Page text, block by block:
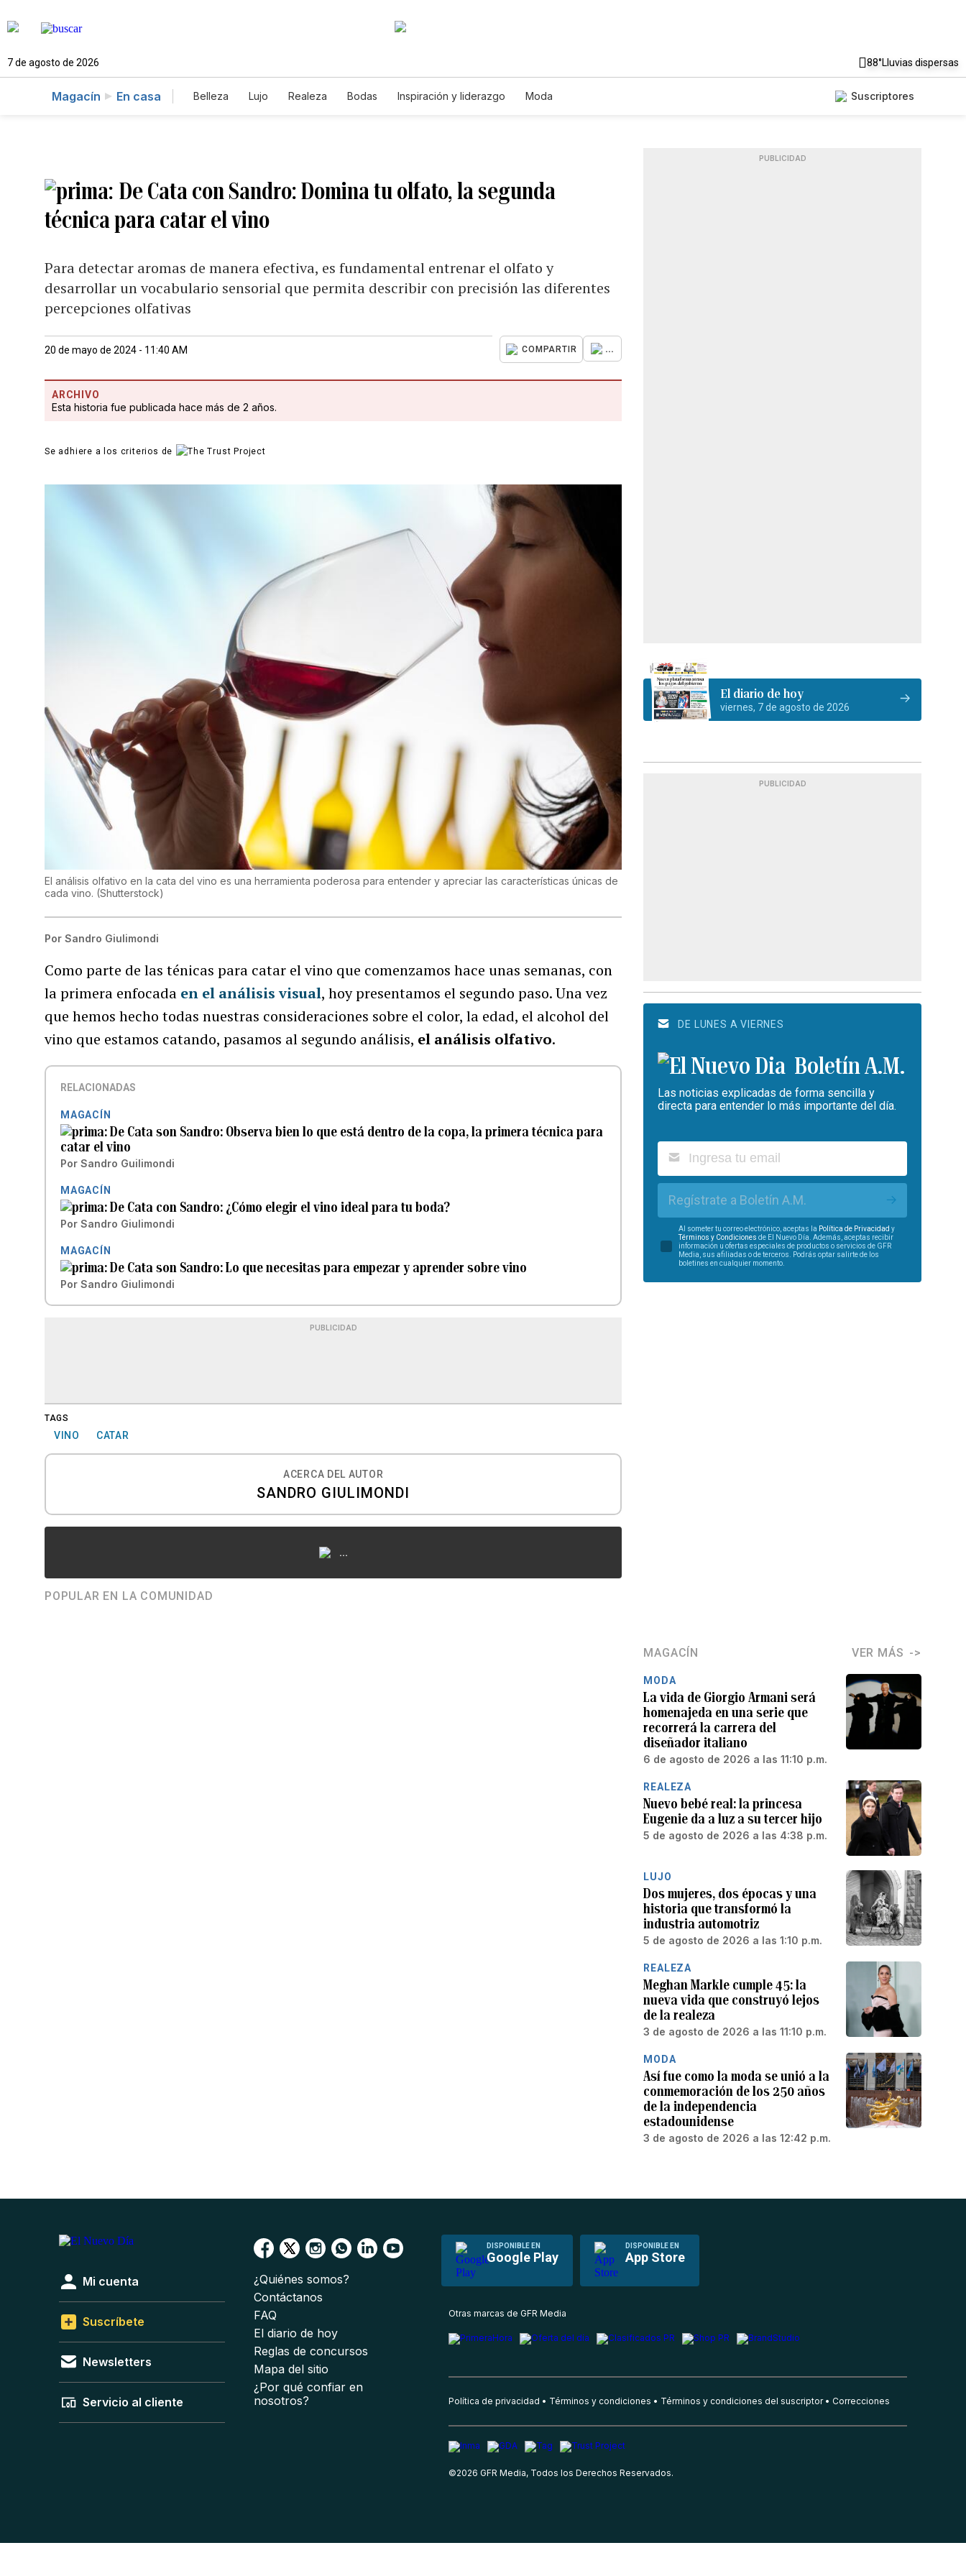
7 de agosto de 2026 88°Lluvias dispersas
Magacín En casa Belleza Lujo Realeza Bodas Inspiración y liderazgo Moda Suscriptores
De Cata con Sandro: Domina tu olfato, la segunda
técnica para catar el vino
Para detectar aromas de manera efectiva, es fundamental entrenar el olfato y
desarrollar un vocabulario sensorial que permita describir con precisión las diferentes
percepciones olfativas
20 de mayo de 2024 - 11:40 AM COMPARTIR ...
ARCHIVO
Esta historia fue publicada hace más de 2 años.
Se adhiere a los criterios de
El análisis olfativo en la cata del vino es una herramienta poderosa para entender y apreciar las características únicas de
cada vino. (Shutterstock)
Por Sandro Giulimondi
Como parte de las ténicas para catar el vino que comenzamos hace unas semanas, con
la primera enfocada en el análisis visual, hoy presentamos el segundo paso. Una vez
que hemos hecho todas nuestras consideraciones sobre el color, la edad, el alcohol del
vino que estamos catando, pasamos al segundo análisis, el análisis olfativo.
RELACIONADAS
MAGACÍN
De Cata son Sandro: Observa bien lo que está dentro de la copa, la primera técnica para
catar el vino
Por Sandro Guilimondi
MAGACÍN
De Cata con Sandro: ¿Cómo elegir el vino ideal para tu boda?
Por Sandro Giulimondi
MAGACÍN
De Cata son Sandro: Lo que necesitas para empezar y aprender sobre vino
Por Sandro Giulimondi
PUBLICIDAD
TAGS
VINO CATAR
ACERCA DEL AUTOR
SANDRO GIULIMONDI
...
POPULAR EN LA COMUNIDAD
PUBLICIDAD
El diario de hoy
viernes, 7 de agosto de 2026
PUBLICIDAD
DE LUNES A VIERNES
Boletín A.M.
Las noticias explicadas de forma sencilla y
directa para entender lo más importante del día.
Regístrate a Boletín A.M.
Al someter tu correo electrónico, aceptas la Política de Privacidad y
Términos y Condiciones de El Nuevo Día. Además, aceptas recibir
información u ofertas especiales de productos o servicios de GFR
Media, sus afiliadas o de terceros. Podrás optar salirte de los
boletines en cualquier momento.
MAGACÍN VER MÁS
MODA
La vida de Giorgio Armani será
homenajeda en una serie que
recorrerá la carrera del
diseñador italiano
6 de agosto de 2026 a las 11:10 p.m.
REALEZA
Nuevo bebé real: la princesa
Eugenie da a luz a su tercer hijo
5 de agosto de 2026 a las 4:38 p.m.
LUJO
Dos mujeres, dos épocas y una
historia que transformó la
industria automotriz
5 de agosto de 2026 a las 1:10 p.m.
REALEZA
Meghan Markle cumple 45: la
nueva vida que construyó lejos
de la realeza
3 de agosto de 2026 a las 11:10 p.m.
MODA
Así fue como la moda se unió a la
conmemoración de los 250 años
de la independencia
estadounidense
3 de agosto de 2026 a las 12:42 p.m.
DISPONIBLE EN
Google Play
DISPONIBLE EN
App Store
Mi cuenta
Suscríbete
Newsletters
Servicio al cliente
¿Quiénes somos?
Contáctanos
FAQ
El diario de hoy
Reglas de concursos
Mapa del sitio
¿Por qué confiar en
nosotros?
Otras marcas de GFR Media
Política de privacidad Términos y condiciones Términos y condiciones del suscriptor Correcciones
©2026 GFR Media, Todos los Derechos Reservados.